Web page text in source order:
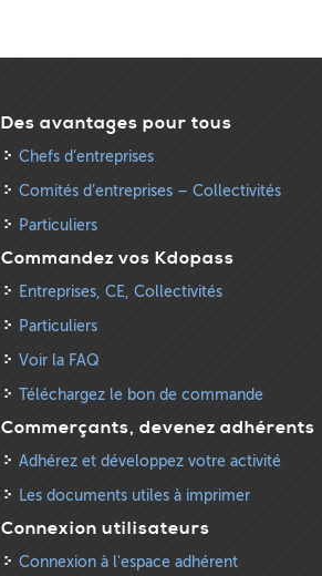
Des avantages pour tous
Chefs d’entreprises
Comités d’entreprises – Collectivités
Particuliers
Commandez vos Kdopass
Entreprises, CE, Collectivités
Particuliers
Voir la FAQ
Téléchargez le bon de commande
Commerçants, devenez adhérents
Adhérez et développez votre activité
Les documents utiles à imprimer
Connexion utilisateurs
Connexion à l'espace adhérent